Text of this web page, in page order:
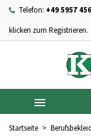
Telefon: +49 5957 456
klicken zum Registrieren.

Startseite
Ihre
Neue Liste
((confirmMessage))
Name der
Anmelden
Sie müssen
hinzufügen zu